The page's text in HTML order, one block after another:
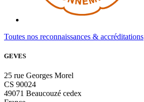
Toutes nos reconnaissances & accréditations
GEVES
25 rue Georges Morel
CS 90024
49071 Beaucouzé cedex